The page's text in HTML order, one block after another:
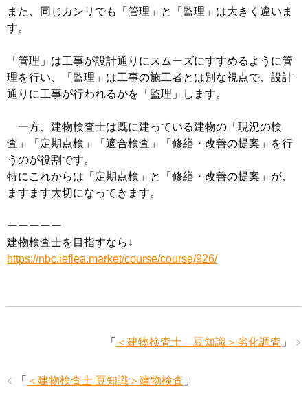
また、同じカンリでも「管理」と「監理」は大きく違いま
す。
「管理」は工事が設計通りにスムーズにすすめるように管
理を行い、「監理」は工事の施工者とは別な視点で、設計
通りに工事が行われるかを「監理」します。
一方、建物検査士は既に建っている建物の「現況の検
査」「定期点検」「適合検査」「修繕・改善の提案」を行
うのが役割です。
特にこれからは「定期点検」と「修繕・改善の提案」が、
ますます大切になってきます。
ーーーーー
建物検査士を目指すなら↓
https://nbc.ieflea.market/course/course/926/
「 ＜建物検査士 豆知識＞劣化調査 」
「 ＜建物検査士 豆知識＞建物検査 」